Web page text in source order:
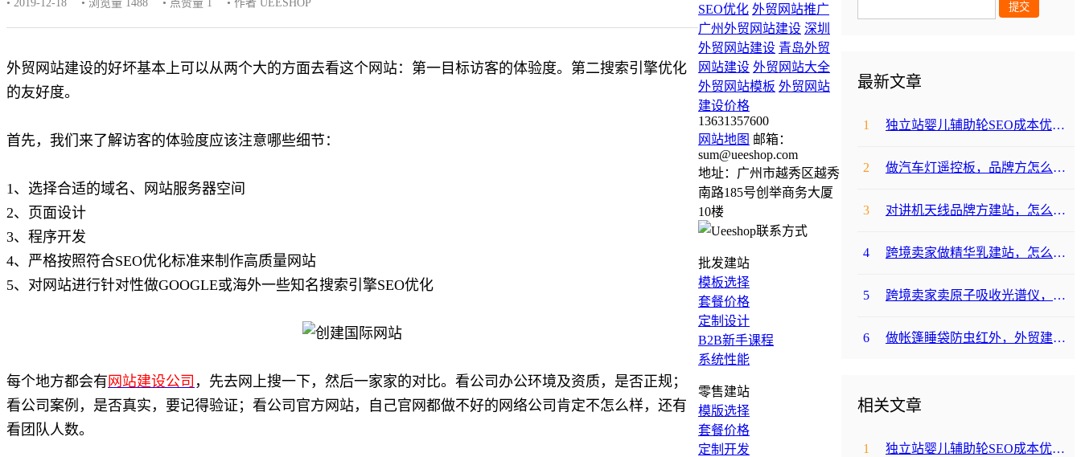
• 2019-12-18 • 浏览量 1488 • 点赞量 1 • 作者 UEESHOP
外贸网站建设的好坏基本上可以从两个大的方面去看这个网站：第一目标访客的体验度。第二搜索引擎优化
的友好度。
首先，我们来了解访客的体验度应该注意哪些细节：
1、选择合适的域名、网站服务器空间
2、页面设计
3、程序开发
4、严格按照符合SEO优化标准来制作高质量网站
5、对网站进行针对性做GOOGLE或海外一些知名搜索引擎SEO优化
每个地方都会有 网站建设公司 ，先去网上搜一下，然后一家家的对比。看公司办公环境及资质，是否正规；
看公司案例，是否真实，要记得验证；看公司官方网站，自己官网都做不好的网络公司肯定不怎么样，还有
看团队人数。
最新文章
1 独立站婴儿辅助轮SEO成本优化咋避坑？
2 做汽车灯遥控板，品牌方怎么选平台避坑？
3 对讲机天线品牌方建站，怎么降低成本啊？
4 跨境卖家做精华乳建站，怎么选合适提升转化？
5 跨境卖家卖原子吸收光谱仪，选哪个建站平台合适？
6 做帐篷睡袋防虫红外，外贸建站平台哪个合适？
相关文章
1 独立站婴儿辅助轮SEO成本优化咋避坑？
SEO优化 外贸网站推广
广州外贸网站建设 深圳
外贸网站建设 青岛外贸
网站建设 外贸网站大全
外贸网站模板 外贸网站
建设价格
13631357600
网站地图 邮箱：
sum@ueeshop.com
地址：广州市越秀区越秀
南路185号创举商务大厦
10楼
批发建站
模板选择
套餐价格
定制设计
B2B新手课程
系统性能
零售建站
模版选择
套餐价格
定制开发